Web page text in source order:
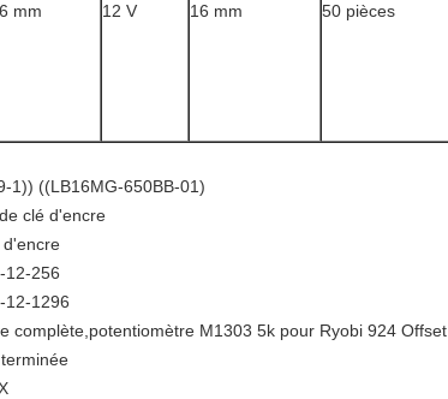
mm 12 V 16 mm 50 pièces
1)) ((LB16MG-650BB-01)
clé d'encre
d'encre
12-256
12-1296
complète,potentiomètre M1303 5k pour Ryobi 924 Offset